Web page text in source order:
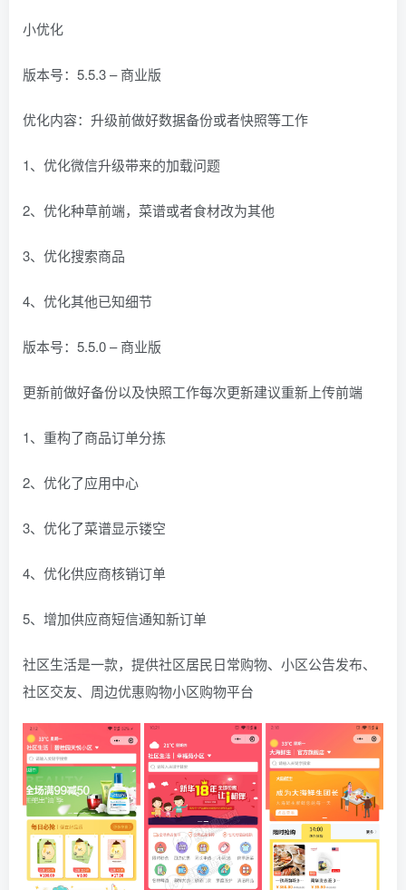
小优化
版本号：5.5.3 – 商业版
优化内容：升级前做好数据备份或者快照等工作
1、优化微信升级带来的加载问题
2、优化种草前端，菜谱或者食材改为其他
3、优化搜索商品
4、优化其他已知细节
版本号：5.5.0 – 商业版
更新前做好备份以及快照工作每次更新建议重新上传前端
1、重构了商品订单分拣
2、优化了应用中心
3、优化了菜谱显示镂空
4、优化供应商核销订单
5、增加供应商短信通知新订单
社区生活是一款，提供社区居民日常购物、小区公告发布、
社区交友、周边优惠购物小区购物平台
百度登录